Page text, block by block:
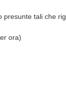
tali che
ora)